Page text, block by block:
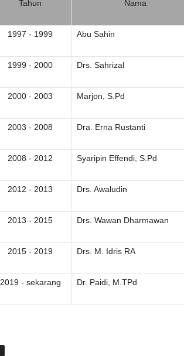
Tahun Nama
1997 - 1999 Abu Sahin
1999 - 2000 Drs. Sahrizal
2000 - 2003 Marjon, S.Pd
2003 - 2008 Dra. Erna Rustanti
2008 - 2012 Syaripin Effendi, S.Pd
2012 - 2013 Drs. Awaludin
2013 - 2015 Drs. Wawan Dharmawan
2015 - 2019 Drs. M. Idris RA
2019 - sekarang Dr. Paidi, M.TPd